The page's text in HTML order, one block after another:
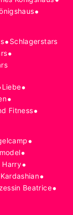
•
•Schlagerstars
•
Liebe•
•
Fitness•
•
•
Harry•
•
Beatrice•